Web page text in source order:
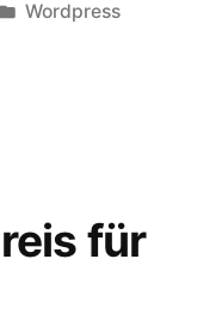
Veröffentlicht
Wordpress
für